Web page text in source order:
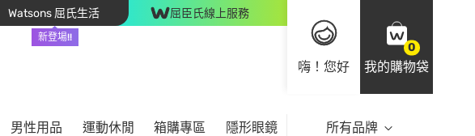
Watsons 屈氏生活
新登場!!
屈臣氏線上服務
嗨！您好
0
我的購物袋
男性用品 運動休閒 箱購專區 隱形眼鏡 所有品牌